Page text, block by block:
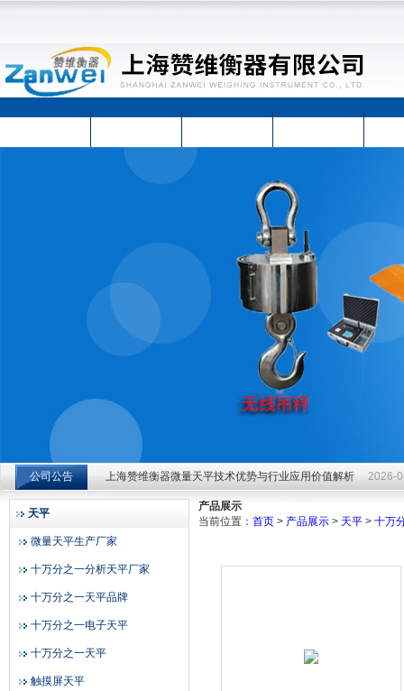
上海赞维衡器有限公司
公司公告
上海赞维衡器微量天平技术优势与行业应用价值解析
上海赞维衡器微量天平技术优势与行业应用价值解析 2026-
上海赞维衡器微量天平技术优势与行业应用价值解析
天平
微量天平生产厂家
十万分之一分析天平厂家
十万分之一天平品牌
十万分之一电子天平
十万分之一天平
触摸屏天平
产品展示
当前位置： 首页 > 产品展示 > 天平 > 十万